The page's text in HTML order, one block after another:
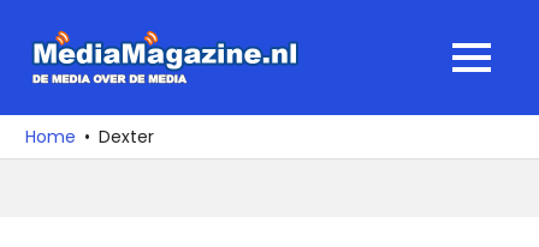
naar
media
over
MENU
Home Dexter